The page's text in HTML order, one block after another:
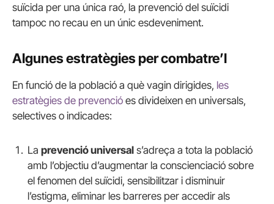
suïcida per una única raó, la prevenció del suïcidi
tampoc no recau en un únic esdeveniment.
Algunes estratègies per combatre’l
En funció de la població a què vagin dirigides, les
estratègies de prevenció es divideixen en universals,
selectives o indicades:
La prevenció universal s’adreça a tota la població
amb l’objectiu d’augmentar la conscienciació sobre
el fenomen del suïcidi, sensibilitzar i disminuir
l’estigma, eliminar les barreres per accedir als